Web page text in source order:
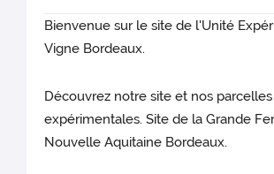
Bienvenue sur le site de l'Unité
Vigne Bordeaux.
Découvrez notre site et nos parcelles
expérimentales. Site de la Grande
Nouvelle Aquitaine Bordeaux.